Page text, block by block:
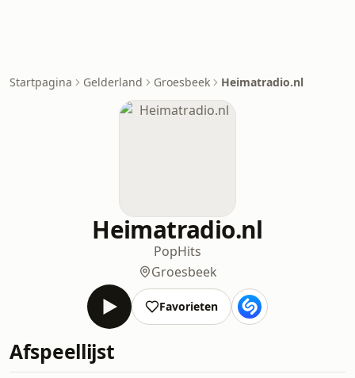
Startpagina Gelderland Groesbeek Heimatradio.nl
Heimatradio.nl
PopHits
Groesbeek
Favorieten
Afspeellijst